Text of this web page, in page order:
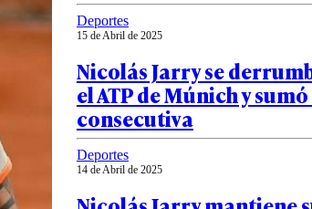
Deportes
15 de Abril de 2025
Nicolás Jarry se
el ATP de Múnich y
consecutiva
Deportes
14 de Abril de 2025